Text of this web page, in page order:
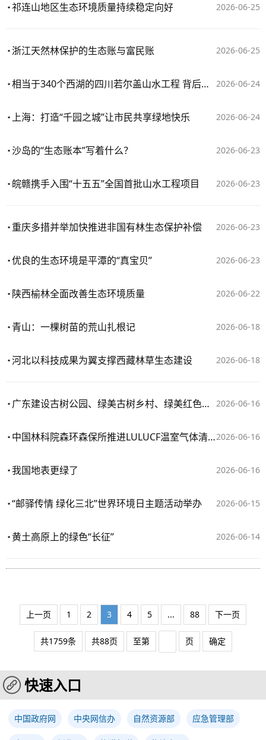
2026-06-25
祁连山地区生态环境质量持续稳定向好
2026-06-25
浙江天然林保护的生态账与富民账
2026-06-24
相当于340个西湖的四川若尔盖山水工程 背后是一场生态攻坚战
2026-06-24
上海：打造“千园之城”让市民共享绿地快乐
2026-06-23
沙岛的“生态账本”写着什么？
2026-06-23
皖赣携手入围“十五五”全国首批山水工程项目
2026-06-23
重庆多措并举加快推进非国有林生态保护补偿
2026-06-23
优良的生态环境是平潭的“真宝贝”
2026-06-22
陕西榆林全面改善生态环境质量
2026-06-18
青山：一棵树苗的荒山扎根记
2026-06-18
河北以科技成果为翼支撑西藏林草生态建设
2026-06-16
广东建设古树公园、绿美古树乡村、绿美红色乡村392个
2026-06-16
中国林科院森环森保所推进LULUCF温室气体清单编制项目
2026-06-16
我国地表更绿了
2026-06-15
“邮驿传情 绿化三北”世界环境日主题活动举办
2026-06-14
黄土高原上的绿色“长征”
上一页 1 2 3 4 5 ... 88 下一页
共1759条 共88页 至第 页 确定
快速入口
中国政府网 中央网信办 自然资源部 应急管理部